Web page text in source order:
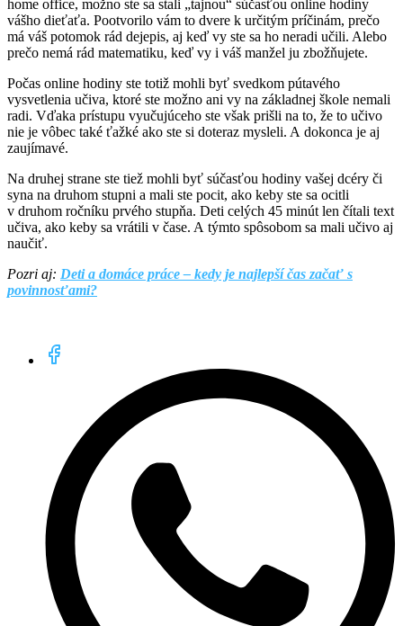
home office, možno ste sa stali „tajnou“ súčasťou online hodiny
vášho dieťaťa. Pootvorilo vám to dvere k určitým príčinám, prečo
má váš potomok rád dejepis, aj keď vy ste sa ho neradi učili. Alebo
prečo nemá rád matematiku, keď vy i váš manžel ju zbožňujete.
Počas online hodiny ste totiž mohli byť svedkom pútavého
vysvetlenia učiva, ktoré ste možno ani vy na základnej škole nemali
radi. Vďaka prístupu vyučujúceho ste však prišli na to, že to učivo
nie je vôbec také ťažké ako ste si doteraz mysleli. A dokonca je aj
zaujímavé.
Na druhej strane ste tiež mohli byť súčasťou hodiny vašej dcéry či
syna na druhom stupni a mali ste pocit, ako keby ste sa ocitli
v druhom ročníku prvého stupňa. Deti celých 45 minút len čítali text
učiva, ako keby sa vrátili v čase. A týmto spôsobom sa mali učivo aj
naučiť.
Pozri aj: Deti a domáce práce – kedy je najlepší čas začať s
povinnosťami?